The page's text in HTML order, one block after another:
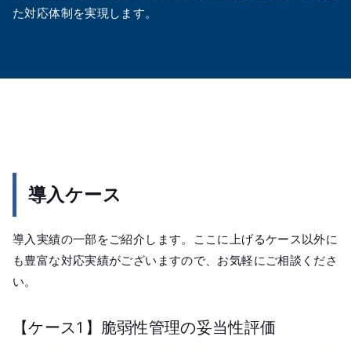
た対応体制を実現します。
導入ケース
導入実績の一部をご紹介します。ここに上げるケース以外に
も豊富な対応実績がございますので、お気軽にご相談くださ
い。
【ケース1】脆弱性管理の妥当性評価